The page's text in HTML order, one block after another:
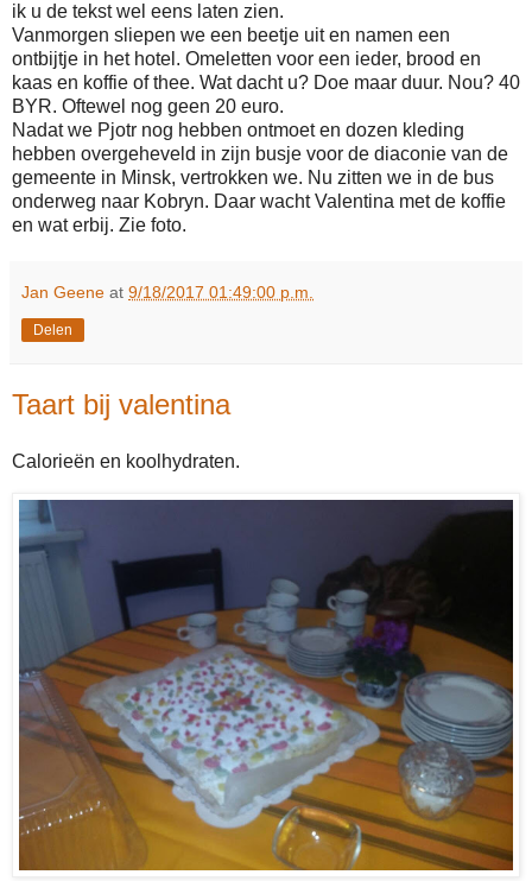
ik u de tekst wel eens laten zien.
Vanmorgen sliepen we een beetje uit en namen een
ontbijtje in het hotel. Omeletten voor een ieder, brood en
kaas en koffie of thee. Wat dacht u? Doe maar duur. Nou? 40
BYR. Oftewel nog geen 20 euro.
Nadat we Pjotr nog hebben ontmoet en dozen kleding
hebben overgeheveld in zijn busje voor de diaconie van de
gemeente in Minsk, vertrokken we. Nu zitten we in de bus
onderweg naar Kobryn. Daar wacht Valentina met de koffie
en wat erbij. Zie foto.
Jan Geene at 9/18/2017 01:49:00 p.m.
Delen
Taart bij valentina
Calorieën en koolhydraten.